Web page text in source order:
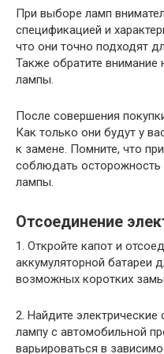
При выборе ламп
спецификацией и
что они точно подходят
Также обратите внимание
лампы.
После совершения
Как только они будут у
к замене. Помните, что
соблюдать осторожность
лампы.
Отсоединение
1. Откройте капот и
аккумуляторной батареи
возможных коротких
2. Найдите
лампу с автомобильной
варьироваться в